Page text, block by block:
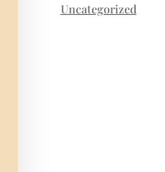
Uncategorized